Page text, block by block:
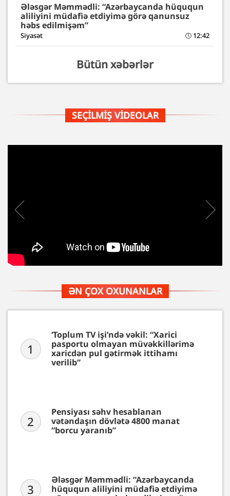
Ələsgər Məmmədli: “Azərbaycanda hüququn
aliliyini müdafiə etdiyimə görə qanunsuz
həbs edilmişəm”
Siyasət 12:42
Bütün xəbərlər
SEÇILMIŞ VIDEOLAR
ƏN ÇOX OXUNANLAR
1
‘Toplum TV işi’ndə vəkil: “Xarici
pasportu olmayan müvəkkillərimə
xaricdən pul gətirmək ittihamı
verilib”
2
Pensiyası səhv hesablanan
vətəndaşın dövlətə 4800 manat
“borcu yaranıb”
3
Ələsgər Məmmədli: “Azərbaycanda
hüququn aliliyini müdafiə etdiyimə